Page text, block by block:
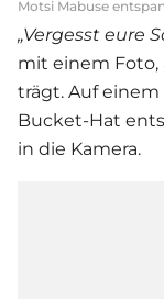
Motsi Mabuse
„Vergesst eure
mit einem
trägt. Auf
Bucket-Hat
in die Kamera.